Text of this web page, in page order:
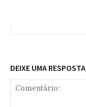
DEIXE UMA RESPOSTA